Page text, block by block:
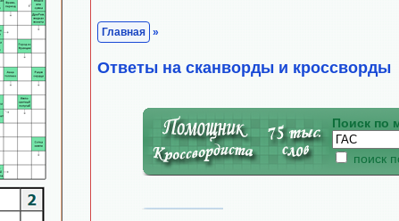
Главная »
Ответы на сканворды и кроссворды
Поиск по
поиск